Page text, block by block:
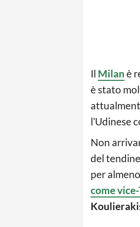
Il Milan è
è stato
l’Udinese
Non
del
per
come